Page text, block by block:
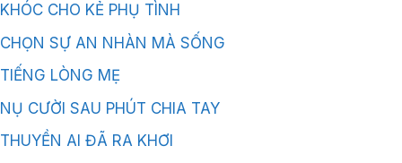
KHÓC CHO KẺ PHỤ TÌNH
CHỌN SỰ AN NHÀN MÀ SỐNG
TIẾNG LÒNG MẸ
NỤ CƯỜI SAU PHÚT CHIA TAY
THUYỀN AI ĐÃ RA KHƠI